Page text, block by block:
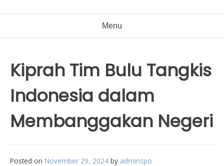
Menu
Kiprah Tim Bulu Tangkis
Indonesia dalam
Membanggakan Negeri
Posted on November 29, 2024 by adminspo